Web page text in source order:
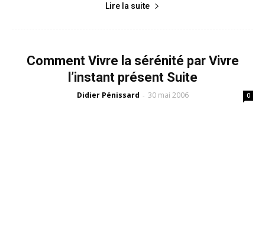
Lire la suite
Comment Vivre la sérénité par Vivre
l’instant présent Suite
Didier Pénissard - 30 mai 2006 0